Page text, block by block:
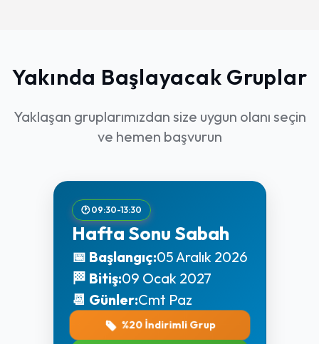
PDF, FBX ve DWG Export
Pafta Oluşturma ve Ayarları
Pafta Çıktısı ve Yazdırma Ayarları
2D Çizim ve 3D Modelleme Projesi
Görselleştirme ve Sunum Hazırlığı
Yakında Başlayacak Gruplar
Yaklaşan gruplarımızdan size uygun olanı seçin
ve hemen başvurun
🕐 09:30-13:30
Hafta Sonu Sabah
📅 Başlangıç:05 Aralık 2026
🏁 Bitiş:09 Ocak 2027
📆 Günler:Cmt Paz
%20 İndirimli Grup